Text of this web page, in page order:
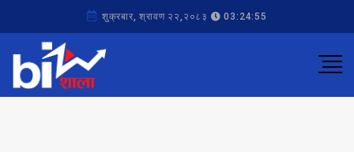
शुक्रबार, श्रावण २२,२०८३ 03:24:55